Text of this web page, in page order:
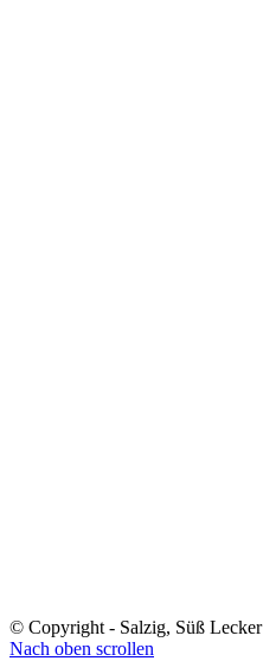
© Copyright - Salzig, Süß Lecker
Nach oben scrollen